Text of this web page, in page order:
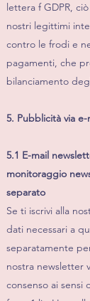
lettera f GDPR,
nostri legittimi
contro le frodi e
pagamenti, che
bilanciamento
5. Pubblicità via
5.1 E-mail
monitoraggio
separato
Se ti iscrivi alla
dati necessari a
separatamente
nostra newsletter
consenso ai sensi